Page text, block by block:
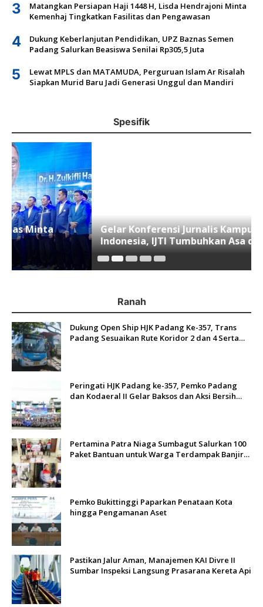
3
Matangkan Persiapan Haji 1448 H, Lisda Hendrajoni Minta
Kemenhaj Tingkatkan Fasilitas dan Pengawasan
4
Dukung Keberlanjutan Pendidikan, UPZ Baznas Semen
Padang Salurkan Beasiswa Senilai Rp305,5 Juta
5
Lewat MPLS dan MATAMUDA, Perguruan Islam Ar Risalah
Siapkan Murid Baru Jadi Generasi Unggul dan Mandiri
Spesifik
Gelar Konferensi Jurnalis Kampus se-
Indonesia, IJTI Tumbuhkan Asa di Kalangan
Jurnalis Muda di Era Disruspi Digital
Ranah
Dukung Open Ship HJK Padang Ke-357, Trans
Padang Sesuaikan Rute Koridor 2 dan 4 Serta
Peringati HJK Padang ke-357, Pemko Padang
dan Kodaeral II Gelar Baksos dan Aksi Bersih
Pertamina Patra Niaga Sumbagut Salurkan 100
Paket Bantuan untuk Warga Terdampak Banjir
Pemko Bukittinggi Paparkan Penataan Kota
hingga Pengamanan Aset
Pastikan Jalur Aman, Manajemen KAI Divre II
Sumbar Inspeksi Langsung Prasarana Kereta Api